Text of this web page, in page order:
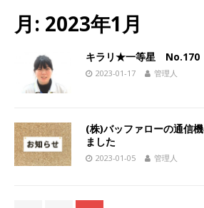
月: 2023年1月
キラリ★一等星 No.170
2023-01-17 管理人
(株)バッファローの通信
ました
2023-01-05 管理人